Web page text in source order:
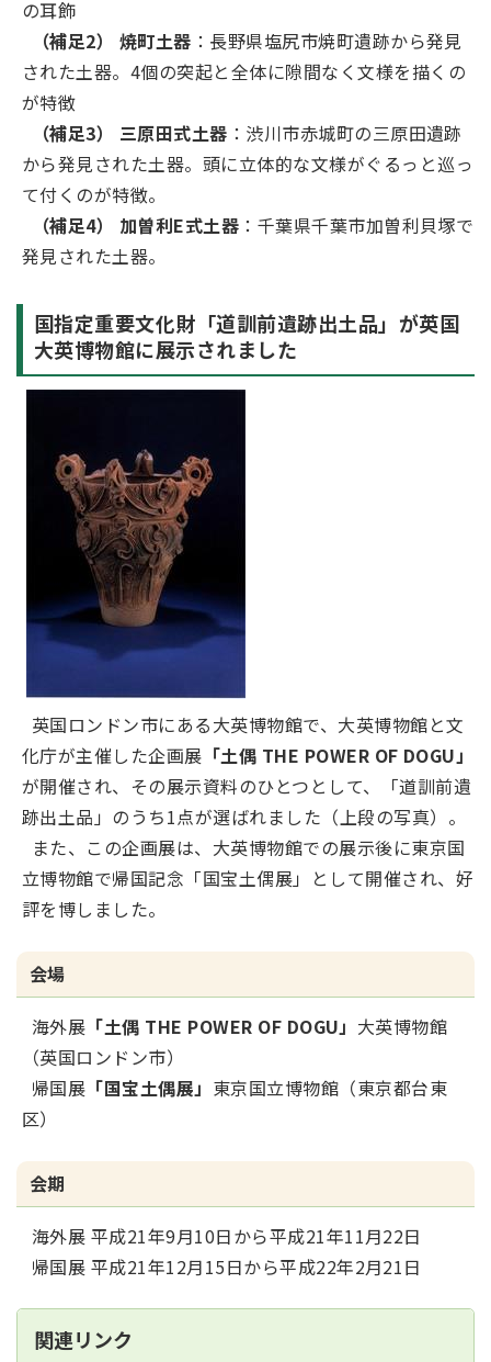
の耳飾
（補足2） 焼町土器 ：長野県塩尻市焼町遺跡から発見
された土器。4個の突起と全体に隙間なく文様を描くの
が特徴
（補足3） 三原田式土器 ：渋川市赤城町の三原田遺跡
から発見された土器。頭に立体的な文様がぐるっと巡っ
て付くのが特徴。
（補足4） 加曽利E式土器 ：千葉県千葉市加曽利貝塚で
発見された土器。
国指定重要文化財「道訓前遺跡出土品」が英国
大英博物館に展示されました
英国ロンドン市にある大英博物館で、大英博物館と文
化庁が主催した企画展 「土偶 THE POWER OF DOGU」
が開催され、その展示資料のひとつとして、「道訓前遺
跡出土品」のうち1点が選ばれました（上段の写真）。
また、この企画展は、大英博物館での展示後に東京国
立博物館で帰国記念「国宝土偶展」として開催され、好
評を博しました。
会場
海外展 「土偶 THE POWER OF DOGU」 大英博物館
（英国ロンドン市）
帰国展 「国宝土偶展」 東京国立博物館（東京都台東
区）
会期
海外展 平成21年9月10日から平成21年11月22日
帰国展 平成21年12月15日から平成22年2月21日
関連リンク